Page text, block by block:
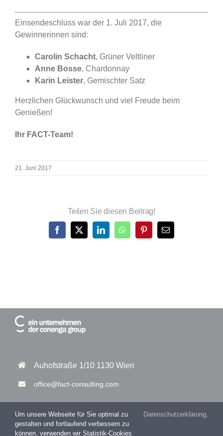
Einsendeschluss war der 1. Juli 2017, die
Gewinnerinnen sind:
Carolin Schacht, Grüner Veltliner
Anne Bosse, Chardonnay
Karin Leister, Gemischter Satz
Herzlichen Glückwunsch und viel Freude beim
Genießen!
Ihr FACT-Team!
21. Juni 2017
Teilen Sie diesen Beitrag!
Facebook
X LinkedInWhatsAppPinterest
E-
Auhofstraße 1/10 1130 Wien
office@fact-consulting.com
+43 1 877 11 30 – 0
Um unsere Webseite für Sie optimal zu
gestalten und fortlaufend verbessern zu
können, verwenden wir Statistik-Cookies
Datenschutzerklärung.